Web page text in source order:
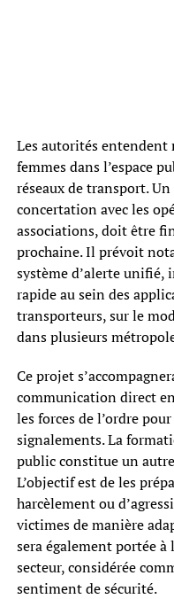
Les autorités entendent
femmes dans l’espace
réseaux de transport.
concertation avec les
associations, doit être
prochaine. Il prévoit
système d’alerte unifié,
rapide au sein des
transporteurs, sur le
dans plusieurs
Ce projet
communication direct
les forces de l’ordre
signalements. La
public constitue un
L’objectif est de les
harcèlement ou
victimes de manière
sera également portée
secteur, considérée
sentiment de sécurité.